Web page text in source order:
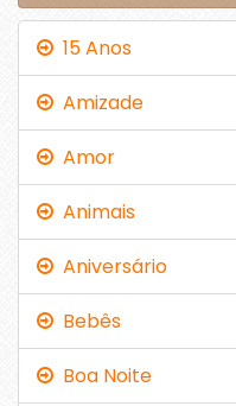
15 Anos
Amizade
Amor
Animais
Aniversário
Bebês
Boa Noite